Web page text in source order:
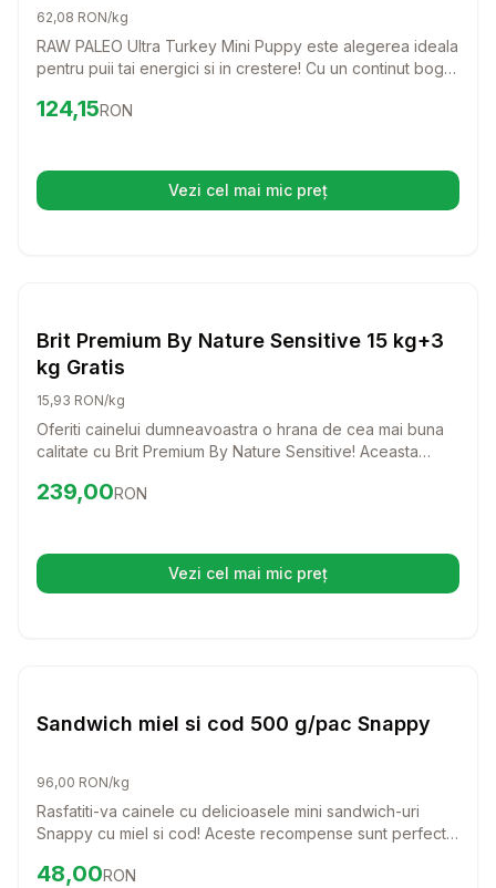
62,08 RON/kg
RAW PALEO Ultra Turkey Mini Puppy este alegerea ideala
pentru puii tai energici si in crestere! Cu un continut bogat
necesari pentru o dezvoltare sanatoasa si un sistem
Preț:124.15
124,15RON
Vezi cel mai mic preț(se deschide într-o filă nouă)
Caini
Brit Premium By Nature Sensitive 15 kg+3
kg Gratis
15,93 RON/kg
Oferiti cainelui dumneavoastra o hrana de cea mai buna
calitate cu Brit Premium By Nature Sensitive! Aceasta
special creata pentru a sustine cainii cu sensibilitati
Preț: 239.00 RON
239,00RON
Vezi cel mai mic preț(se deschide într-o filă nouă)
Sandwich miel si cod 500 g/pac Snappy
96,00 RON/kg
Rasfatiti-va cainele cu delicioasele mini sandwich-uri
Snappy cu miel si cod! Aceste recompense sunt perfecte
nutritional echilibrat.
Preț:48.00
48,00RON